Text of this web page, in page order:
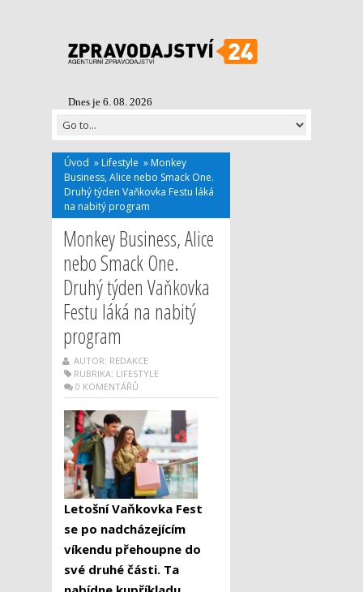
Dnes je 6. 08. 2026
Úvod » Lifestyle » Monkey
Business, Alice nebo Smack One.
Druhý týden Vaňkovka Festu láká
na nabitý program
Monkey Business, Alice
nebo Smack One.
Druhý týden Vaňkovka
Festu láká na nabitý
program
AUTOR: REDAKCE
RUBRIKA: LIFESTYLE
0 KOMENTÁŘŮ
Letošní Vaňkovka Fest
se po nadcházejícím
víkendu přehoupne do
své druhé části. Ta